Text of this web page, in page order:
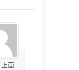
面